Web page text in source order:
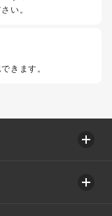
い。
きます。